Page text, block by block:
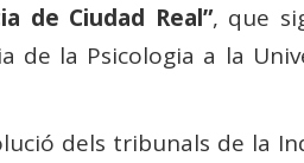
de Ciudad Real”, que
de la Psicologia a la
dels tribunals de la